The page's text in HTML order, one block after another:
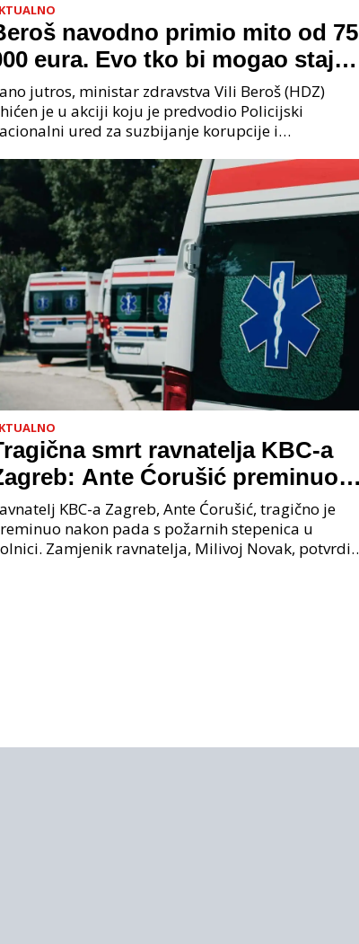
navodno primio mito od 75
eura. Evo tko bi mogao stajati
čelu zločinačkog udruženja
jutros, ministar zdravstva Vili Beroš (HDZ)
je u akciji koju je predvodio Policijski
ured za suzbijanje korupcije i
USKOK
smrt ravnatelja KBC-a
Ante Ćorušić preminuo
pada u bolnici, policija na
događaja
KBC-a Zagreb, Ante Ćorušić, tragično je
nakon pada s požarnih stepenica u
Zamjenik ravnatelja, Milivoj Novak, potvrdio